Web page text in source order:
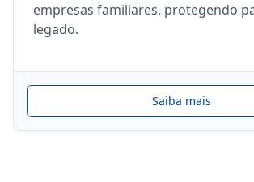
empresas familiares, protegendo
legado.
Saiba mais